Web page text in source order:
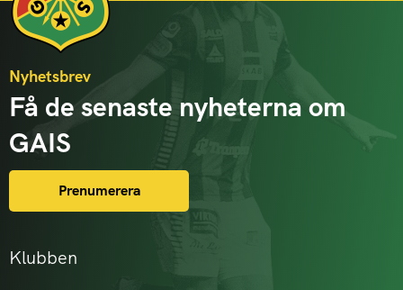
Klubben
Nyhetsbrev
Få de senaste nyheterna om
GAIS
Prenumerera